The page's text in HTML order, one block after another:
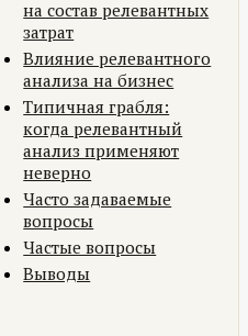
на состав релевантных
затрат
Влияние релевантного
анализа на бизнес
Типичная грабля:
когда релевантный
анализ применяют
неверно
Часто задаваемые
вопросы
Частые вопросы
Выводы